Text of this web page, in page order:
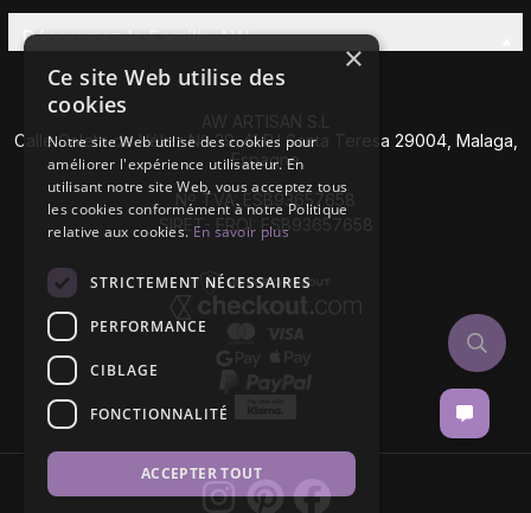
Découvrez la Famille AW
AW ARTISAN S.L
Calle Caleta de Vélez Nº 39-41 P.I Santa Teresa 29004, Malaga,
Espagne
Nº TVA: ESB93657658
SIRET- EROI: ESB93657658
×
Ce site Web utilise des
cookies
Notre site Web utilise des cookies pour
améliorer l'expérience utilisateur. En
utilisant notre site Web, vous acceptez tous
les cookies conformément à notre Politique
relative aux cookies.En savoir plus
STRICTEMENT NÉCESSAIRES
PERFORMANCE
CIBLAGE
FONCTIONNALITÉ
ACCEPTER TOUT